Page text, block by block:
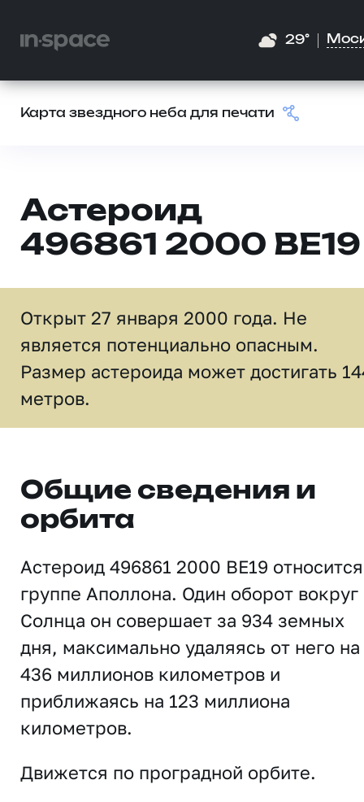
29°
Карта звездного неба для печати
Астероид
496861 2000 BE19
Открыт 27 января 2000 года. Не
является потенциально опасным.
Размер астероида может достигать
метров.
Общие сведения и
орбита
Астероид 496861 2000 BE19
группе Аполлона. Один оборот вокруг
Солнца он совершает за 934 земных
дня, максимально удаляясь от него на
436 миллионов километров и
приближаясь на 123 миллиона
километров.
Движется по проградной орбите.